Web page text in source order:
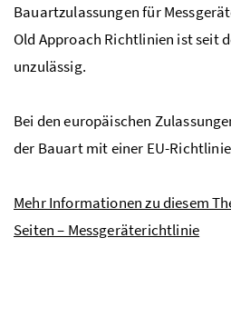
Bauartzulassungen für
Old Approach Richtlinien ist seit
unzulässig.
Bei den europäischen
der Bauart mit einer EU-
Mehr Informationen zu diesem
Seiten – Messgeräterichtlinie